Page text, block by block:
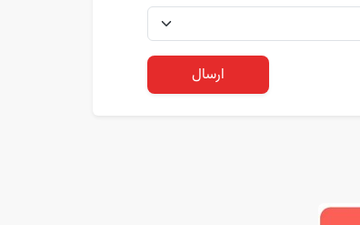
ارسال